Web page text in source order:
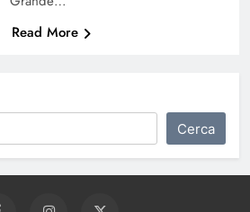
Read More
Cerca